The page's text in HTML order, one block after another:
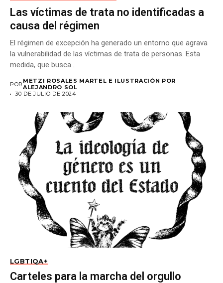
Las víctimas de trata no identificadas a
causa del régimen
El régimen de excepción ha generado un entorno que agrava
la vulnerabilidad de las víctimas de trata de personas. Esta
medida, que busca...
POR METZI ROSALES MARTEL E ILUSTRACIÓN POR
ALEJANDRO SOL
30 DE JULIO DE 2024
LGBTIQA+
Carteles para la marcha del orgullo